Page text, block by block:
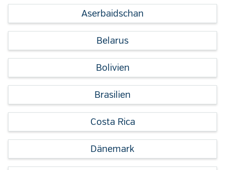
Aserbaidschan
Belarus
Bolivien
Brasilien
Costa Rica
Dänemark